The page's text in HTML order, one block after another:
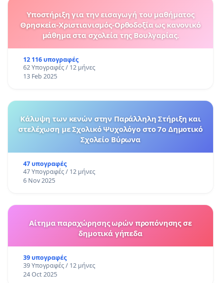
Υποστήριξη για την εισαγωγή του μαθήματος
Θρησκεία-Χριστιανισμός-Ορθοδοξία ως κανονικό
μάθημα στα σχολεία της Βουλγαρίας.
12 116 υπογραφές
62 Υπογραφές / 12 μήνες
13 Feb 2025
Κάλυψη των κενών στην Παράλληλη Στήριξη και
στελέχωση με Σχολικό Ψυχολόγο στο 7ο Δημοτικό
Σχολείο Βύρωνα
47 υπογραφές
47 Υπογραφές / 12 μήνες
6 Nov 2025
Αίτημα παραχώρησης ωρών προπόνησης σε
δημοτικά γήπεδα
39 υπογραφές
39 Υπογραφές / 12 μήνες
24 Oct 2025